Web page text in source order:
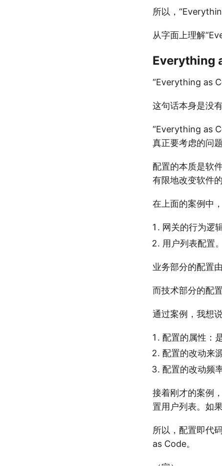
所以，
从字面上理解
Everything
“Everything as
这句话本身是没
“Everything as
真正要考虑的问题
配置的本质是软
有限地改变软件的
在上面的案例中
网关的行为逻
用户列表配置
业务部分的配置
而技术部分的配
通过案例，我想
配置的属性：
配置的改动来
配置的改动频
接着刚才的案例
置用户列表。如
所以，配置即代
as Code。